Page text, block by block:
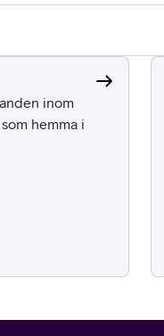
inom
hemma i